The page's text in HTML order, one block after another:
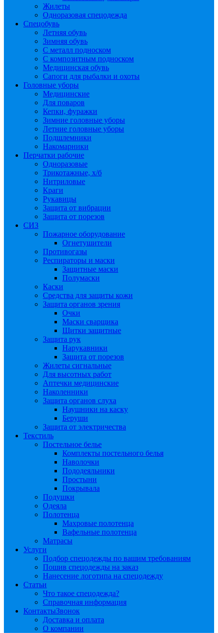
Жилеты
Одноразовая спецодежда
Спецобувь
Летняя обувь
Зимняя обувь
С металл подноском
С композитным подноском
Медицинская обувь
Сапоги для рыбалки и охоты
Головные уборы
Медицинские
Для поваров
Кепки, фуражки
Зимние головные уборы
Летние головные уборы
Подшлемники
Накомарники
Перчатки рабочие
Одноразовые
Трикотажные, х/б
Нитриловые
Краги
Рукавицы
Защита от вибрации
Защита от порезов
СИЗ
Пожарное оборудование
Огнетушители
Противогазы
Респираторы и маски
Защитные маски
Полумаски
Каски
Средства для защиты кожи
Защита органов зрения
Очки
Маски сварщика
Щитки защитные
Защита рук
Нарукавники
Защита от порезов
Жилеты сигнальные
Для высотных работ
Аптечки медицинские
Наколенники
Защита органов слуха
Наушники на каску
Беруши
Защита от электричества
Текстиль
Постельное белье
Комплекты постельного белья
Наволочки
Пододеяльники
Простыни
Покрывала
Подушки
Одеяла
Полотенца
Махровые полотенца
Вафельные полотенца
Матрасы
Услуги
Подбор спецодежды по вашим требованиям
Пошив спецодежды на заказ
Нанесение логотипа на спецодежду
Статьи
Что такое спецодежда?
Справочная информация
КонтактыЗвонок
Доставка и оплата
О компании